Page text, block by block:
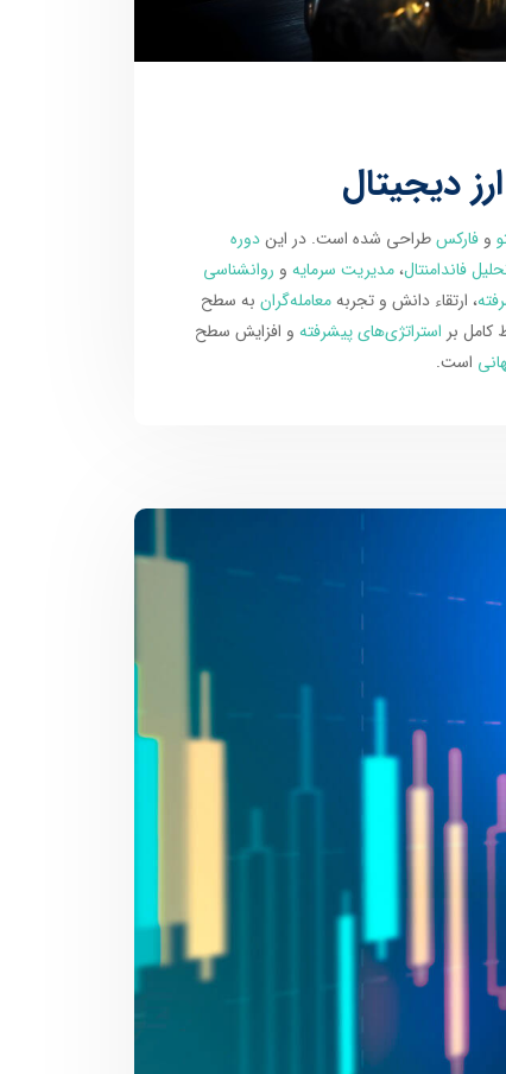
دیجیتال
و فارکسطراحی شده است. در ایندوره
فاندامنتال، مدیریت سرمایه و روانشناسی
، ارتقاء دانش و تجربهمعامله‌گران به سطح
بر استراتژی‌های پیشرفته و افزایش سطح
است.